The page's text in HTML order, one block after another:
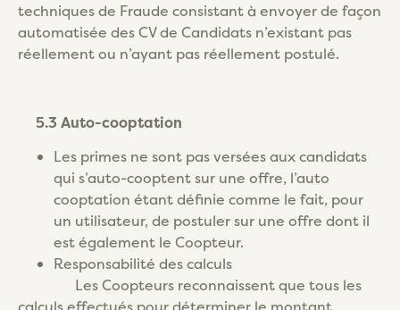
techniques de Fraude consistant à envoyer de façon
automatisée des CV de Candidats n’existant pas
réellement ou n’ayant pas réellement postulé.
5.3 Auto-cooptation
Les primes ne sont pas versées aux candidats
qui s’auto-cooptent sur une offre, l’auto
cooptation étant définie comme le fait, pour
un utilisateur, de postuler sur une offre dont il
est également le Coopteur.
Responsabilité des calculs
Les Coopteurs reconnaissent que tous les